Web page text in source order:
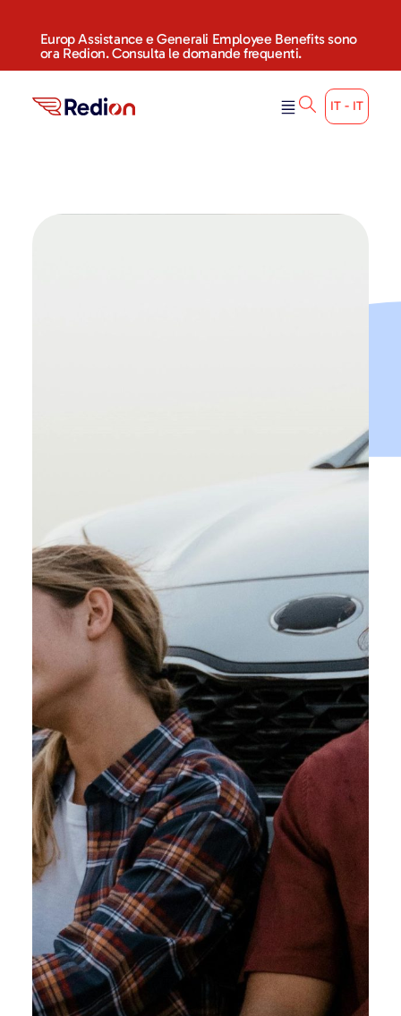
Europ Assistance e Generali Employee Benefits sono
ora Redion. Consulta le domande frequenti.
IT - IT